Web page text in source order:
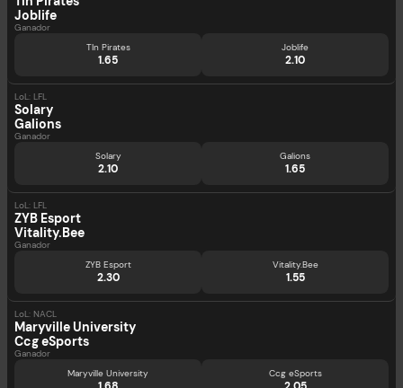
Joblife
Ganador
Tln Pirates
1.65
Joblife
2.10
LoL: LFL
Solary
Galions
Ganador
Solary
2.10
Galions
1.65
LoL: LFL
ZYB Esport
Vitality.Bee
Ganador
ZYB Esport
2.30
Vitality.Bee
1.55
LoL: NACL
Maryville University
Ccg eSports
Ganador
Maryville University
Ccg eSports